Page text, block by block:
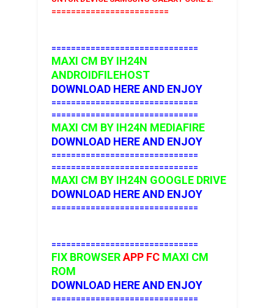
========================
==============================
MAXI CM BY IH24N
ANDROIDFILEHOST
DOWNLOAD HERE AND ENJOY
==============================
==============================
MAXI CM BY IH24N MEDIAFIRE
DOWNLOAD HERE AND ENJOY
==============================
==============================
MAXI CM BY IH24N GOOGLE DRIVE
DOWNLOAD HERE AND ENJOY
==============================
==============================
FIX BROWSERAPP FCMAXI CM
ROM
DOWNLOAD HERE AND ENJOY
==============================